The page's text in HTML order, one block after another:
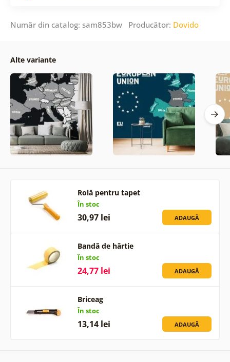
Număr din catalog: sam853bw Producător: Dovido
Alte variante
Rolă pentru tapet
În stoc
30,97 lei ADAUGĂ
Bandă de hârtie
În stoc
24,77 lei ADAUGĂ
Briceag
În stoc
13,14 lei ADAUGĂ